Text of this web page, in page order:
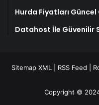
Hurda Fiyatları
Datahost İle Güvenilir
Sitemap XML RSS Feed
Copyright © 2024